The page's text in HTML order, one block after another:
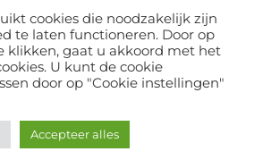
cookies die noodzakelijk zijn
te laten functioneren. Door op
klikken, gaat u akkoord met het
U kunt de cookie
door op "Cookie instellingen"
Accepteer alles